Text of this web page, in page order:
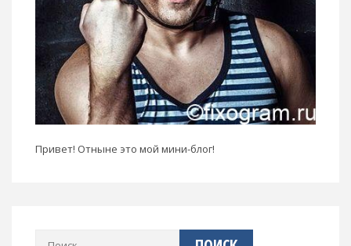
Привет! Отныне это мой мини-блог!